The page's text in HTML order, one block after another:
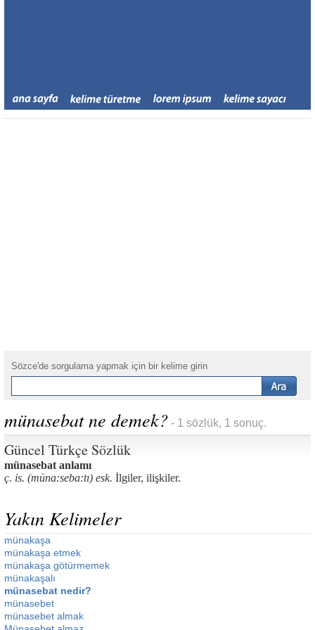
Sözce'de sorgulama yapmak için bir kelime girin
münasebat ne demek? - 1 sözlük, 1 sonuç.
Güncel Türkçe Sözlük
münasebat anlamı
ç. is. (müna:seba:tı) esk. İlgiler, ilişkiler.
Yakın Kelimeler
münakaşa
münakaşa etmek
münakaşa götürmemek
münakaşalı
münasebat nedir?
münasebet
münasebet almak